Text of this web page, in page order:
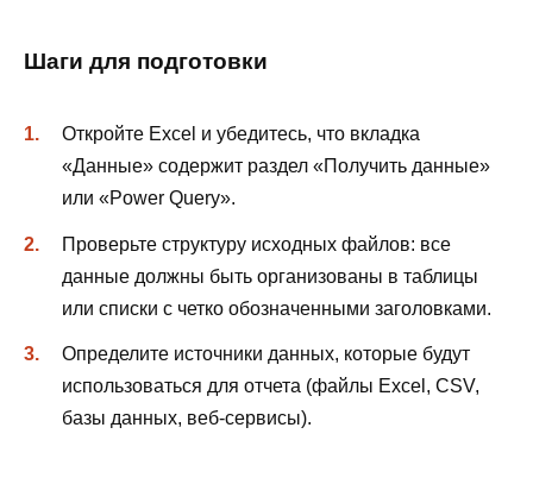
Шаги для подготовки
Откройте Excel и убедитесь, что вкладка
«Данные» содержит раздел «Получить данные»
или «Power Query».
Проверьте структуру исходных файлов: все
данные должны быть организованы в таблицы
или списки с четко обозначенными заголовками.
Определите источники данных, которые будут
использоваться для отчета (файлы Excel, CSV,
базы данных, веб-сервисы).